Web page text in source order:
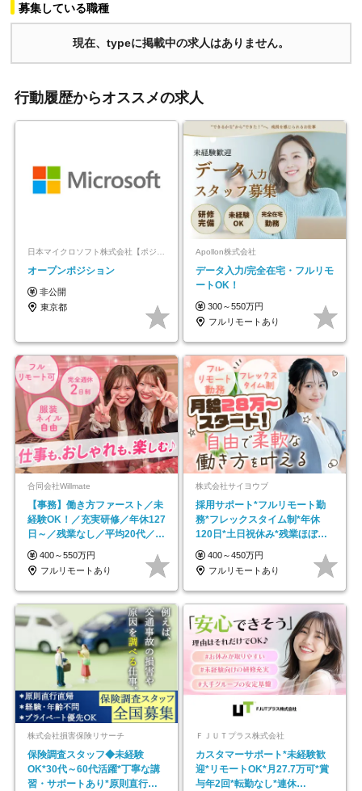
募集している職種
現在、typeに掲載中の求人はありません。
行動履歴からオススメの求人
オープンポジション
非公開
東京都
Apollon株式会社
データ入力/完全在宅・フルリモ
ートOK！
300～550万円
フルリモートあり
合同会社Willmate
【事務】働き方ファースト／未
経験OK！／充実研修／年休127
日～／残業なし／平均20代／リ
モートOK
400～550万円
フルリモートあり
株式会社サイヨウブ
採用サポート*フルリモート勤
務*フレックスタイム制*年休
120日*土日祝休み*残業ほぼな
し*育児中社員8割以上
400～450万円
フルリモートあり
株式会社損害保険リサーチ
保険調査スタッフ◆未経験
OK*30代～60代活躍*丁寧な講
習・サポートあり*原則直行直
ＦＪＵＴプラス株式会社
カスタマーサポート*未経験歓
迎*リモートOK*月27.7万可*賞
与年2回*転勤なし*連休